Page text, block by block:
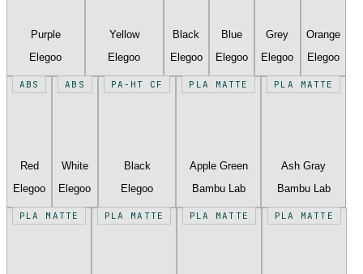
Purple
Elegoo
Yellow
Elegoo
Black
Elegoo
Blue
Elegoo
Grey
Elegoo
Orange
Elegoo
ABS
Red
Elegoo
ABS
White
Elegoo
PA-HT CF
Black
Elegoo
PLA MATTE
Apple Green
Bambu Lab
PLA MATTE
Ash Gray
Bambu Lab
PLA MATTE PLA MATTE PLA MATTE PLA MATTE